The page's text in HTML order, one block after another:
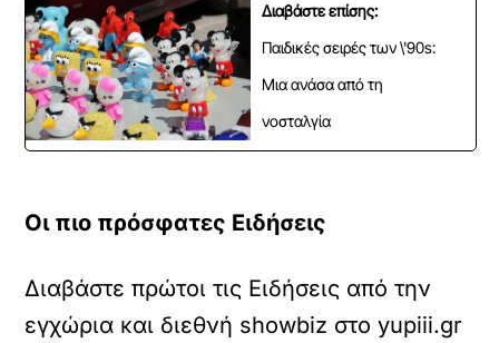
Διαβάστε επίσης:
Παιδικές σειρές των \'90s:
Μια ανάσα από τη
νοσταλγία
Οι πιο πρόσφατες Ειδήσεις
Διαβάστε πρώτοι τις Ειδήσεις από την
εγχώρια και διεθνή showbiz στο yupiii.gr